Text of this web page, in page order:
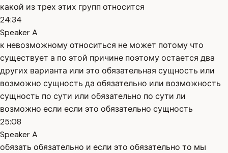
какой из трех этих групп относится
24:34
Speaker A
к невозможному относиться не может потому что
существует а по этой причине поэтому остается два
других варианта или это обязательная сущность или
возможно сущность да обязательно или возможность
сущность по сути или обязательно по сути ли
возможно если если это обязательно сущность
25:08
Speaker A
обязать обязательно и если это обязательно то мы